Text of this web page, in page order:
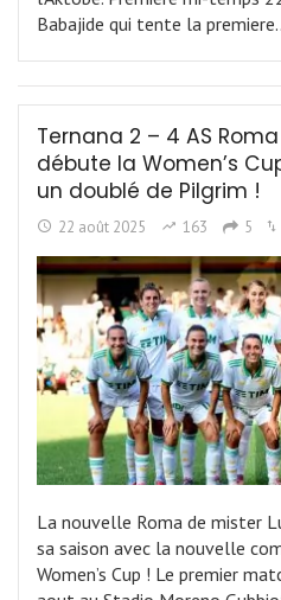
Babajide qui tente la
Ternana 2 – 4 AS
débute la Women’s
un doublé de Pilgrim !
22 août 2025 163 5
La nouvelle Roma de mister
sa saison avec la nouvelle
Women’s Cup ! Le premier